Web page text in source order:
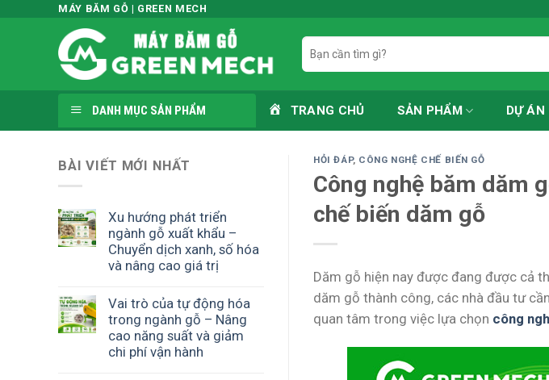
MÁY BĂM GỖ | GREEN MECH
Tìm
kiếm:
DANH MỤC SẢN PHẨM TRANG CHỦ SẢN PHẨM DỰ ÁN
BÀI VIẾT MỚI NHẤT
Xu hướng phát triển
ngành gỗ xuất khẩu –
Chuyển dịch xanh, số hóa
và nâng cao giá trị
Vai trò của tự động hóa
trong ngành gỗ – Nâng
cao năng suất và giảm
chi phí vận hành
HỎI ĐÁP, CÔNG NGHỆ CHẾ BIẾN GỖ
Công nghệ băm dăm
chế biến dăm gỗ
Dăm gỗ hiện nay được đang được cả
dăm gỗ thành công, các nhà đầu tư
quan tâm trong việc lựa chọn công